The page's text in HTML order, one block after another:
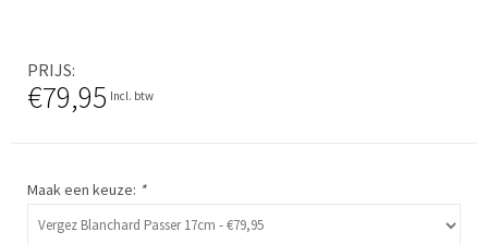
PRIJS
€79,95 Incl. btw
Maak een keuze: *